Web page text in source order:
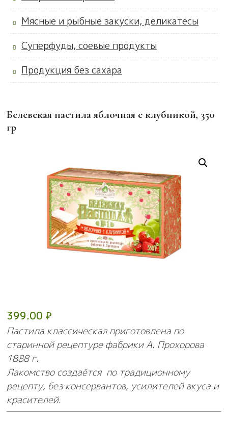
Мясные и рыбные закуски, деликатесы
Суперфуды, соевые продукты
Продукция без сахара
Белевская пастила яблочная с клубникой, 350
гр
399.00 ₽
Пастила классическая приготовлена по
старинной рецептуре фабрики А. Прохорова
1888 г.
Лакомство создаётся по традиционному
рецепту, без консервантов, усилителей вкуса и
красителей.